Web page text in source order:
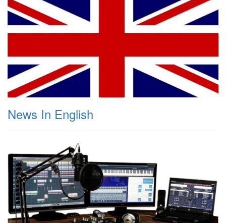
News In English